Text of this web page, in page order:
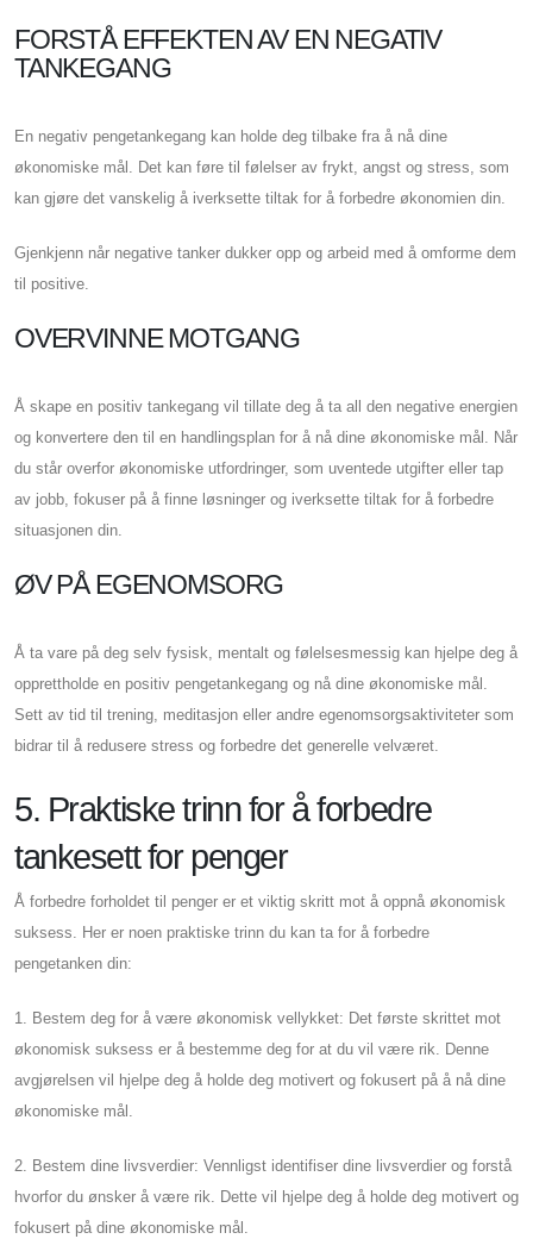
FORSTÅ EFFEKTEN AV EN NEGATIV
TANKEGANG
En negativ pengetankegang kan holde deg tilbake fra å nå dine
økonomiske mål. Det kan føre til følelser av frykt, angst og stress, som
kan gjøre det vanskelig å iverksette tiltak for å forbedre økonomien din.
Gjenkjenn når negative tanker dukker opp og arbeid med å omforme dem
til positive.
OVERVINNE MOTGANG
Å skape en positiv tankegang vil tillate deg å ta all den negative energien
og konvertere den til en handlingsplan for å nå dine økonomiske mål. Når
du står overfor økonomiske utfordringer, som uventede utgifter eller tap
av jobb, fokuser på å finne løsninger og iverksette tiltak for å forbedre
situasjonen din.
ØV PÅ EGENOMSORG
Å ta vare på deg selv fysisk, mentalt og følelsesmessig kan hjelpe deg å
opprettholde en positiv pengetankegang og nå dine økonomiske mål.
Sett av tid til trening, meditasjon eller andre egenomsorgsaktiviteter som
bidrar til å redusere stress og forbedre det generelle velværet.
5. Praktiske trinn for å forbedre
tankesett for penger
Å forbedre forholdet til penger er et viktig skritt mot å oppnå økonomisk
suksess. Her er noen praktiske trinn du kan ta for å forbedre
pengetanken din:
1. Bestem deg for å være økonomisk vellykket: Det første skrittet mot
økonomisk suksess er å bestemme deg for at du vil være rik. Denne
avgjørelsen vil hjelpe deg å holde deg motivert og fokusert på å nå dine
økonomiske mål.
2. Bestem dine livsverdier: Vennligst identifiser dine livsverdier og forstå
hvorfor du ønsker å være rik. Dette vil hjelpe deg å holde deg motivert og
fokusert på dine økonomiske mål.